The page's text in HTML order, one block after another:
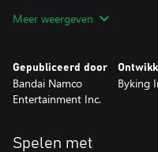
*Naast dit product zijn ook de
*Om de bonus voor de koop
moet je opslaggegevens
Meer weergeven
Gepubliceerd door
Bandai Namco
Entertainment Inc.
Byking
Spelen met